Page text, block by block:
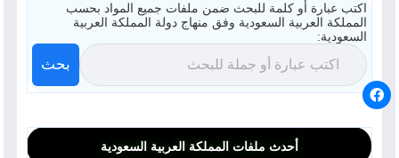
اكتب عبارة أو كلمة للبحث ضمن ملفات جميع المواد بحسب
المملكة العربية السعودية وفق منهاج دولة المملكة العربية
السعودية:
بحث
أحدث ملفات المملكة العربية السعودية